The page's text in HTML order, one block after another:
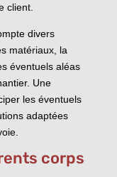
client.
divers
matériaux, la
éventuels aléas
Une
les éventuels
adaptées
corps